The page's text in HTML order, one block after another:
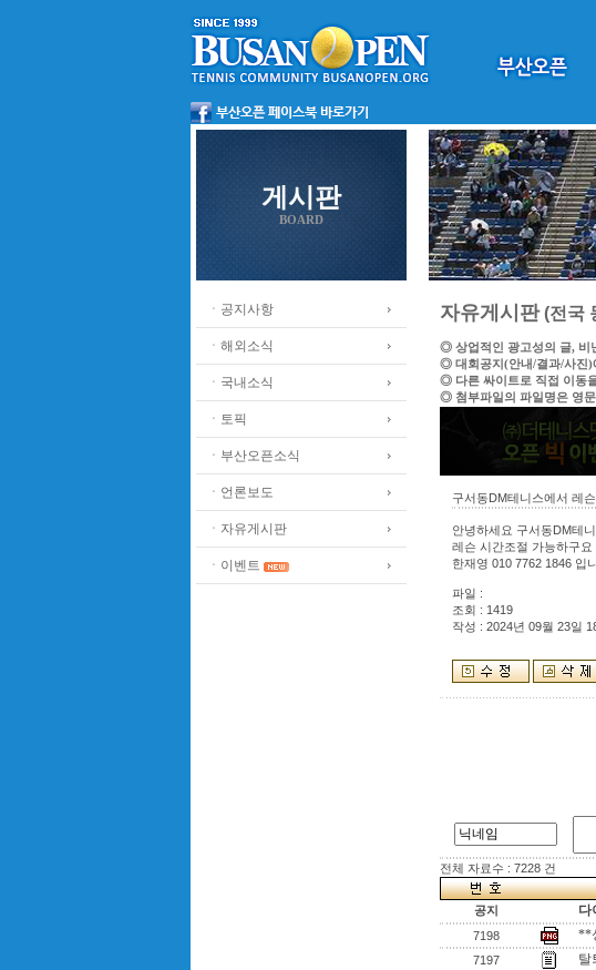
게시판
BOARD
ㆍ공지사항
ㆍ해외소식
ㆍ국내소식
ㆍ토픽
ㆍ부산오픈소식
ㆍ언론보도
ㆍ자유게시판
ㆍ이벤트
자유게시판(전국
◎ 상업적인 광고성의 글, 비
◎ 대회공지(안내/결과/사진)
◎ 다른 싸이트로 직접 이동
◎ 첨부파일의 파일명은 영
구서동DM테니스에서 레
안녕하세요 구서동DM테
레슨 시간조절 가능하구
한재영 010 7762 1846 입
파일 :
조회 : 1419
작성 : 2024년 09월 23일
전체 자료수 : 7228 건
공지 다
7198
**
7197
탈